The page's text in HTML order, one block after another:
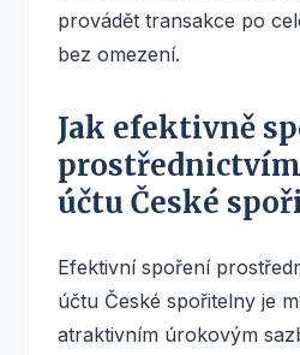
provádět transakce po
bez omezení.
Jak efektivně
účtu České
Efektivní spoření
účtu České spořitelny je
atraktivním úrokovým